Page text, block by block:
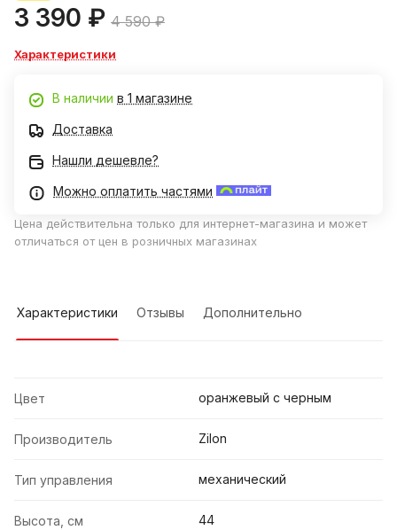
3 390 ₽ 4 590 ₽
Характеристики
В наличии в 1 магазине
Доставка
Нашли дешевле?
Можно оплатить частями
Цена действительна только для интернет-магазина и может
отличаться от цен в розничных магазинах
Характеристики Отзывы Дополнительно
Цвет оранжевый с черным
Производитель Zilon
Тип управления механический
Высота, см 44